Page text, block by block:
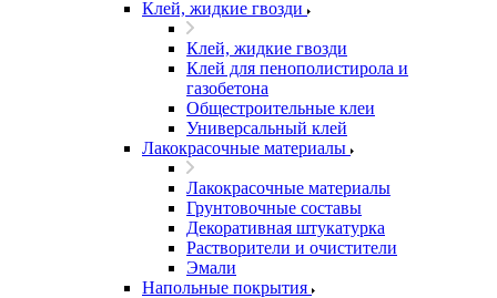
Клей, жидкие гвозди
Клей, жидкие гвозди
Клей для пенополистирола и
газобетона
Общестроительные клеи
Универсальный клей
Лакокрасочные материалы
Лакокрасочные материалы
Грунтовочные составы
Декоративная штукатурка
Растворители и очистители
Эмали
Напольные покрытия